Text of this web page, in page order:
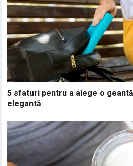
5 sfaturi pentru a alege o
elegantă